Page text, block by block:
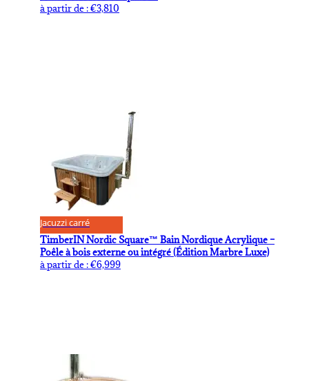
à partir de :€3,810
Jacuzzi carré
TimberIN Nordic Square™ Bain Nordique Acrylique –
Poêle à bois externe ou intégré (Édition Marbre Luxe)
à partir de :€6,999